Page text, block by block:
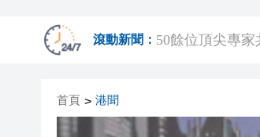
滾動新聞： 50餘位頂尖專家
2025年海南儋州
首頁 > 港聞